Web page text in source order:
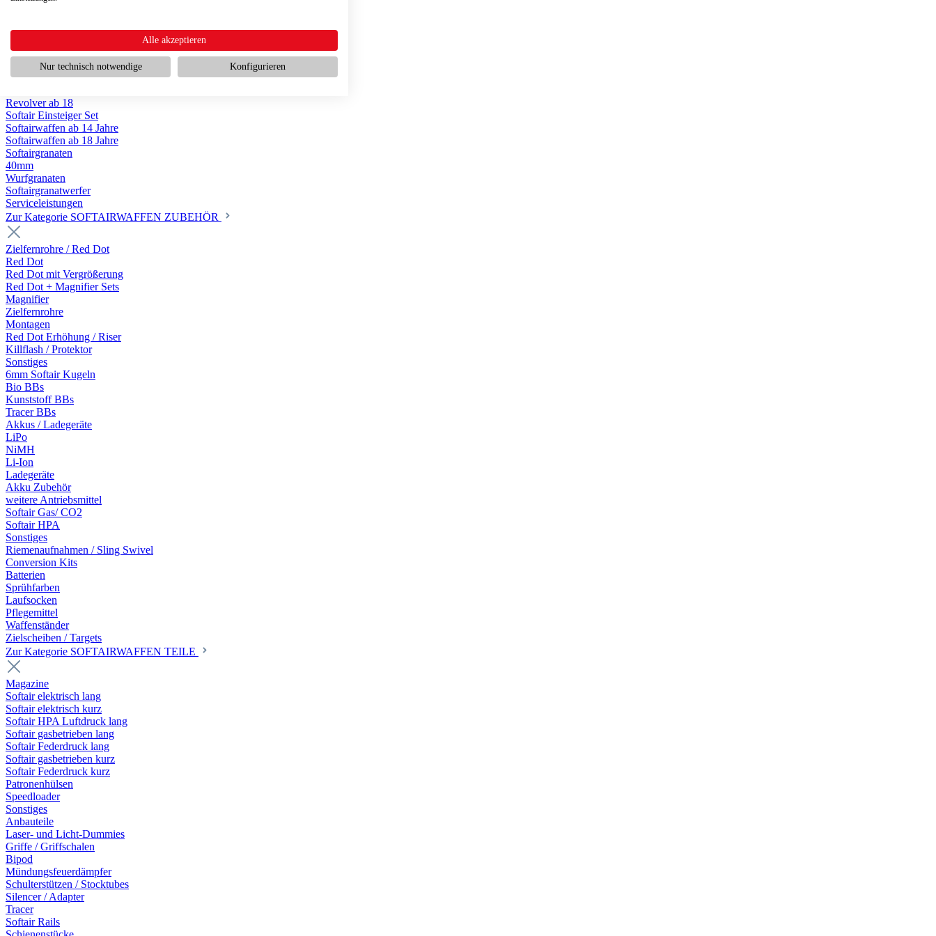
Scharfschützengewehr ab 18
Softair Pistolen
Softair Pistolen elektrisch ab 14
Softair Pistolen Federdruck ab 14
Softair Pistolen HPA Luftdruck ab 18
Revolver ab 18
Softair Einsteiger Set
Softairwaffen ab 14 Jahre
Softairwaffen ab 18 Jahre
Softairgranaten
40mm
Wurfgranaten
Softairgranatwerfer
Serviceleistungen
Zur Kategorie SOFTAIRWAFFEN ZUBEHÖR
Zielfernrohre / Red Dot
Red Dot
Red Dot mit Vergrößerung
Red Dot + Magnifier Sets
Magnifier
Zielfernrohre
Montagen
Red Dot Erhöhung / Riser
Killflash / Protektor
Sonstiges
6mm Softair Kugeln
Bio BBs
Kunststoff BBs
Tracer BBs
Akkus / Ladegeräte
LiPo
NiMH
Li-Ion
Ladegeräte
Akku Zubehör
weitere Antriebsmittel
Softair Gas/ CO2
Softair HPA
Sonstiges
Riemenaufnahmen / Sling Swivel
Conversion Kits
Batterien
Sprühfarben
Laufsocken
Pflegemittel
Waffenständer
Zielscheiben / Targets
Zur Kategorie SOFTAIRWAFFEN TEILE
Magazine
Softair elektrisch lang
Softair elektrisch kurz
Softair HPA Luftdruck lang
Softair gasbetrieben lang
Softair Federdruck lang
Softair gasbetrieben kurz
Softair Federdruck kurz
Patronenhülsen
Speedloader
Sonstiges
Anbauteile
Laser- und Licht-Dummies
Griffe / Griffschalen
Bipod
Mündungsfeuerdämpfer
Schulterstützen / Stocktubes
Silencer / Adapter
Tracer
Softair Rails
Alle akzeptieren
Nur technisch notwendige Konfigurieren